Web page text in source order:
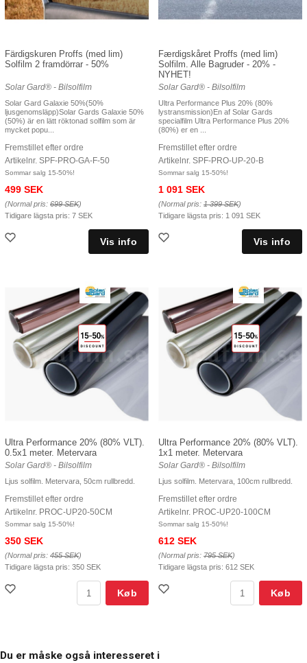
Färdigskuren Proffs (med lim)
Solfilm 2 framdörrar - 50%
Solar Gard® - Bilsolfilm
Solar Gard Galaxie 50%(50%
ljusgenomsläpp)Solar Gards Galaxie 50%
(50%) är en lätt röktonad solfilm som är
mycket popu...
Fremstillet efter ordre
Artikelnr. SPF-PRO-GA-F-50
Sommar salg 15-50%!
499 SEK
(Normal pris: 699 SEK)
Tidigare lägsta pris: 7 SEK
Færdigskåret Proffs (med lim)
Solfilm. Alle Bagruder - 20% -
NYHET!
Solar Gard® - Bilsolfilm
Ultra Performance Plus 20% (80%
lystransmission)En af Solar Gards
specialfilm Ultra Performance Plus 20%
(80%) er en ...
Fremstillet efter ordre
Artikelnr. SPF-PRO-UP-20-B
Sommar salg 15-50%!
1 091 SEK
(Normal pris: 1 399 SEK)
Tidigare lägsta pris: 1 091 SEK
Ultra Performance 20% (80% VLT).
0.5x1 meter. Metervara
Solar Gard® - Bilsolfilm
Ljus solfilm. Metervara, 50cm rullbredd.
Fremstillet efter ordre
Artikelnr. PROC-UP20-50CM
Sommar salg 15-50%!
350 SEK
(Normal pris: 455 SEK)
Tidigare lägsta pris: 350 SEK
Køb
Ultra Performance 20% (80% VLT).
1x1 meter. Metervara
Solar Gard® - Bilsolfilm
Ljus solfilm. Metervara, 100cm rullbredd.
Fremstillet efter ordre
Artikelnr. PROC-UP20-100CM
Sommar salg 15-50%!
612 SEK
(Normal pris: 795 SEK)
Tidigare lägsta pris: 612 SEK
Køb
Du er måske også interesseret i